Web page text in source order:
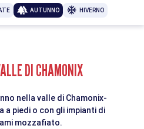
AUTUNNO HIVERNO
DI CHAMONIX
nella valle di Chamonix-
a piedi o con gli impianti di
mozzafiato.